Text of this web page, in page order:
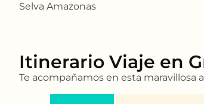
Selva Amazonas
Itinerario Viaje en
Te acompañamos en esta